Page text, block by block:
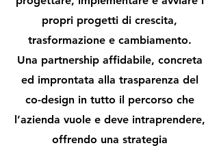
propri progetti di crescita,
trasformazione e cambiamento.
Una partnership affidabile, concreta
ed improntata alla trasparenza del
co-design in tutto il percorso che
l’azienda vuole e deve intraprendere,
offrendo una strategia